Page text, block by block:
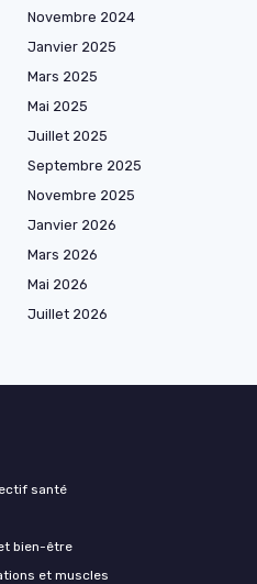
Novembre 2024
Janvier 2025
Mars 2025
Mai 2025
Juillet 2025
Septembre 2025
Novembre 2025
Janvier 2026
Mars 2026
Mai 2026
Juillet 2026
santé
bien-être
et muscles